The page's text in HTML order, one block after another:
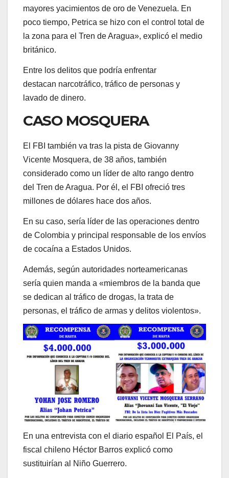
mayores yacimientos de oro de Venezuela. En
poco tiempo, Petrica se hizo con el control total de
la zona para el Tren de Aragua», explicó el medio
británico.
Entre los delitos que podría enfrentar
destacan narcotráfico, tráfico de personas y
lavado de dinero.
CASO MOSQUERA
El FBI también va tras la pista de Giovanny
Vicente Mosquera, de 38 años, también
considerado como un líder de alto rango dentro
del Tren de Aragua. Por él, el FBI ofreció tres
millones de dólares hace dos años.
En su caso, sería líder de las operaciones dentro
de Colombia y principal responsable de los envíos
de cocaína a Estados Unidos.
Además, según autoridades norteamericanas
sería quien manda a «miembros de la banda que
se dedican al tráfico de drogas, la trata de
personas, el tráfico de armas y delitos violentos».
En una entrevista con el diario español El País, el
fiscal chileno Héctor Barros explicó como
sustituirían al Niño Guerrero.